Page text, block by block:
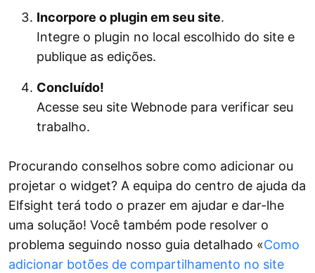
Incorpore o plugin em seu site.
Integre o plugin no local escolhido do site e
publique as edições.
Concluído!
Acesse seu site Webnode para verificar seu
trabalho.
Procurando conselhos sobre como adicionar ou
projetar o widget? A equipa do centro de ajuda da
Elfsight terá todo o prazer em ajudar e dar-lhe
uma solução! Você também pode resolver o
problema seguindo nosso guia detalhado «Como
adicionar botões de compartilhamento no site